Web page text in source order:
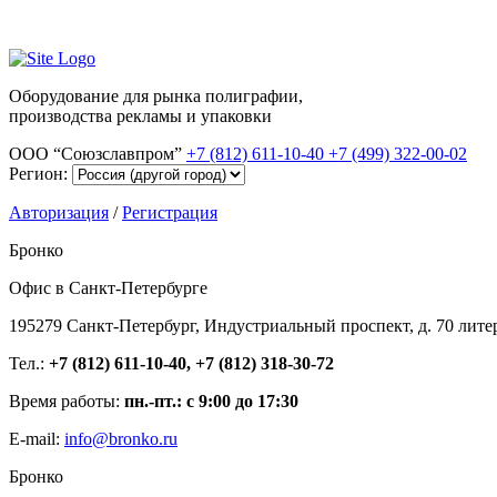
Оборудование для рынка полиграфии,
производства рекламы и упаковки
ООО “Союзславпром” +7 (812) 611-10-40 +7 (499) 322-00-02
Регион:
Авторизация /Регистрация
Бронко
Офис в Санкт-Петербурге
195279 Санкт-Петербург, Индустриальный проспект, д. 70
Тел.: +7 (812) 611-10-40, +7 (812) 318-30-72
Время работы: пн.-пт.: с 9:00 до 17:30
E-mail: info@bronko.ru
Бронко